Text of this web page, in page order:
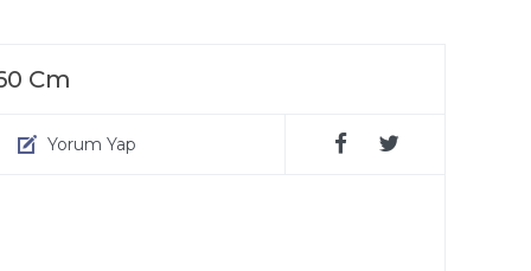
Cm
Yorum Yap